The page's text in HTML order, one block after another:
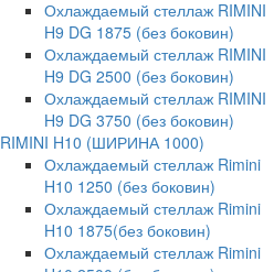
Охлаждаемый стеллаж RIMINI
H9 DG 1875 (без боковин)
Охлаждаемый стеллаж RIMINI
H9 DG 2500 (без боковин)
Охлаждаемый стеллаж RIMINI
H9 DG 3750 (без боковин)
RIMINI H10 (ШИРИНА 1000)
Охлаждаемый стеллаж Rimini
H10 1250 (без боковин)
Охлаждаемый стеллаж Rimini
H10 1875(без боковин)
Охлаждаемый стеллаж Rimini